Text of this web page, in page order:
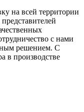
на всей территории
с нами
решением. С
в производстве